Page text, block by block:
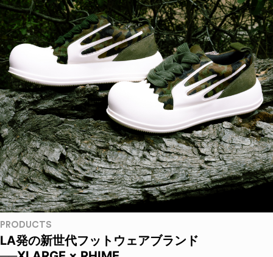
PRODUCTS
LA発の新世代フットウェアブランド